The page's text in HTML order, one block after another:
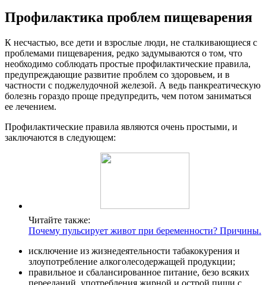
Профилактика проблем пищеварения
К несчастью, все дети и взрослые люди, не сталкивающиеся с
проблемами пищеварения, редко задумываются о том, что
необходимо соблюдать простые профилактические правила,
предупреждающие развитие проблем со здоровьем, и в
частности с поджелудочной железой. А ведь панкреатическую
болезнь гораздо проще предупредить, чем потом заниматься
ее лечением.
Профилактические правила являются очень простыми, и
заключаются в следующем:
Читайте также:
Почему пульсирует живот при беременности? Причины.
исключение из жизнедеятельности табакокурения и
злоупотребление алкоголесодержащей продукции;
правильное и сбалансированное питание, безо всяких
перееданий, употребления жирной и острой пищи с